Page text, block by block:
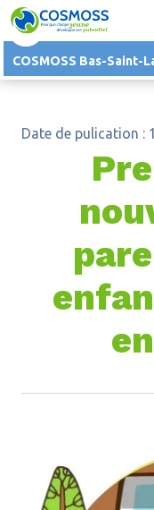
COSMOSS Bas-Saint-
Date de pulication :